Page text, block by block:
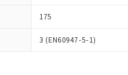
175
3 (EN60947-5-1)